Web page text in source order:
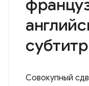
Совокупный